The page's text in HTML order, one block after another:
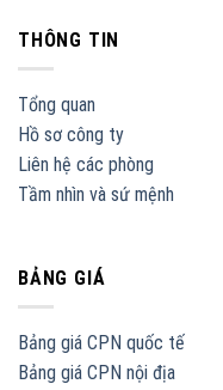
THÔNG TIN
Tổng quan
Hồ sơ công ty
Liên hệ các phòng
Tầm nhìn và sứ mệnh
BẢNG GIÁ
Bảng giá CPN quốc tế
Bảng giá CPN nội địa